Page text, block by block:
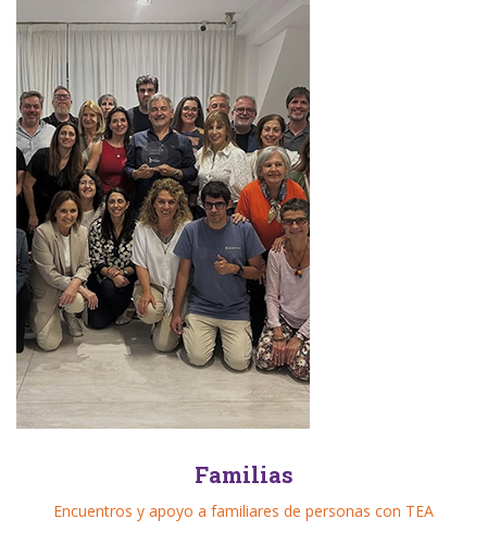
Familias
Encuentros y apoyo a familiares de personas con TEA